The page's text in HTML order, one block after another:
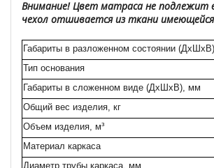
Внимание! Цвет матраса не подлежит
чехол отшивается из ткани
Габариты в разложенном состоянии
Тип основания
Габариты в сложенном виде (ДхШхВ), мм
Общий вес изделия, кг
Объем изделия, м³
Материал каркаса
Диаметр трубы каркаса, мм